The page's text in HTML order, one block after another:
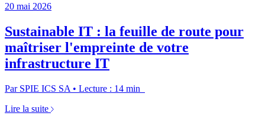
20 mai 2026
Sustainable IT : la feuille de route pour
maîtriser l'empreinte de votre
infrastructure IT
Par SPIE ICS SA • Lecture : 14 min
Lire la suite